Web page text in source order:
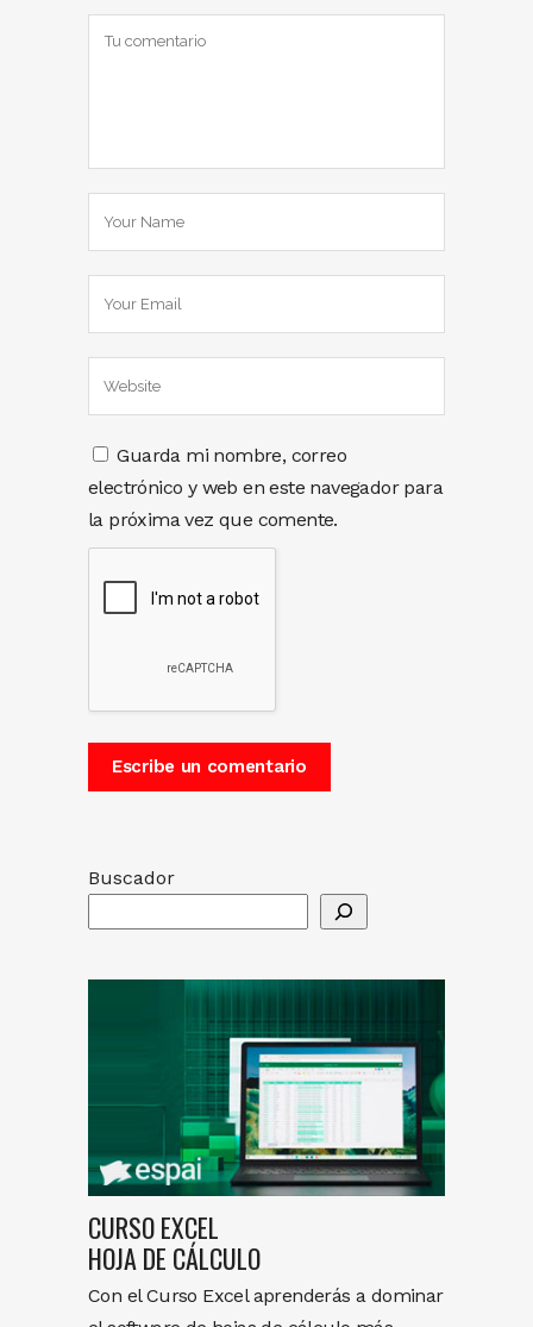
Guarda mi nombre, correo
electrónico y web en este navegador para
la próxima vez que comente.
Buscador
CURSO EXCEL
HOJA DE CÁLCULO
Con el Curso Excel aprenderás a dominar